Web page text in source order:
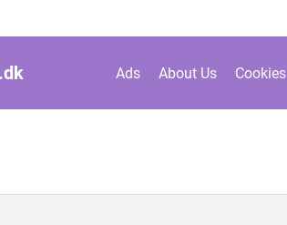
dk Ads About Us Cookies